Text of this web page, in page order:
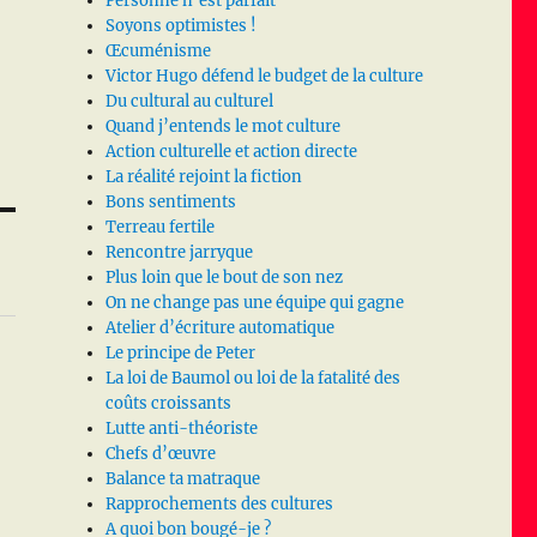
Soyons optimistes !
Œcuménisme
Victor Hugo défend le budget de la culture
Du cultural au culturel
Quand j’entends le mot culture
Action culturelle et action directe
La réalité rejoint la fiction
Bons sentiments
Terreau fertile
Rencontre jarryque
Plus loin que le bout de son nez
On ne change pas une équipe qui gagne
Atelier d’écriture automatique
Le principe de Peter
La loi de Baumol ou loi de la fatalité des
coûts croissants
Lutte anti-théoriste
Chefs d’œuvre
Balance ta matraque
Rapprochements des cultures
A quoi bon bougé-je ?